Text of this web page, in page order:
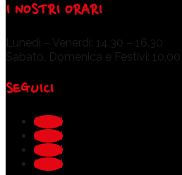
I NOSTRI ORARI
Lunedì – Venerdì: 14.30 – 16.30
Sabato, Domenica e Festivi: 10.00
SEGUICI
Segui
Segui
Segui
Segui